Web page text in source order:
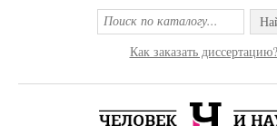
Как заказать диссертацию?